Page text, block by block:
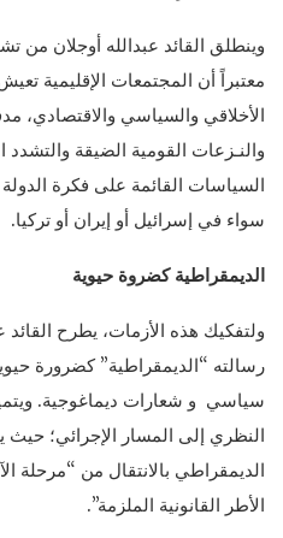
وينطلق القائد عبدالله أوجلان من
معتبراً أن المجتمعات الإقليمية
الأخلاقي والسياسي والاقتصادي،
والنـزعات القومية الضيقة
السياسات القائمة على فكرة الدولة
سواء في إسرائيل أو إيران أو تركيا.
الديمقراطية كضروة حيوية
ولتفكيك هذه الأزمات، يطرح القائد
رسالته “الديمقراطية” كضرورة
سياسي و شعارات ديماغوجية.
النظري إلى المسار الإجرائي؛ حيث
الديمقراطي بالانتقال من “مرحلة
الأطر القانونية الملزمة”.